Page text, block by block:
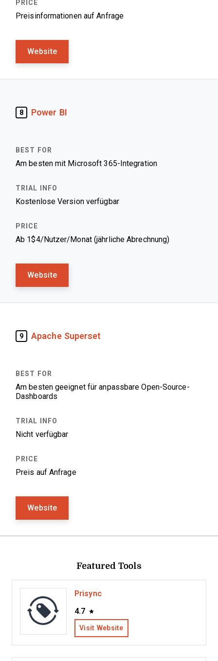
Preisinformationen auf Anfrage
Website
8 Power BI
Am besten mit Microsoft 365-Integration
Kostenlose Version verfügbar
Ab 1$4/Nutzer/Monat (jährliche Abrechnung)
Website
9 Apache Superset
Am besten geeignet für anpassbare Open-Source-
Dashboards
Nicht verfügbar
Preis auf Anfrage
Website
Featured Tools
Prisync
4.7
Visit Website